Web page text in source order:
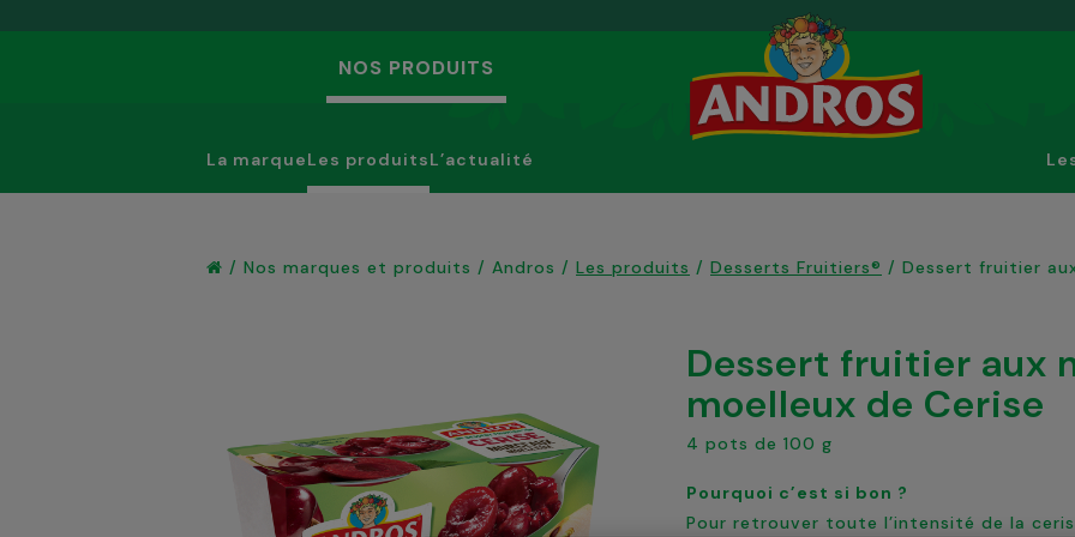
NOS PRODUITS
La marqueLes produitsL’actualité
/ Nos marques et produits / Andros / Les produits / Desserts Fruitiers® / Dessert fruitier
Dessert fruitier aux morceaux
moelleux de Cerise
4 pots de 100 g
Pourquoi c’est si bon ?
Pour retrouver toute l’intensité de la